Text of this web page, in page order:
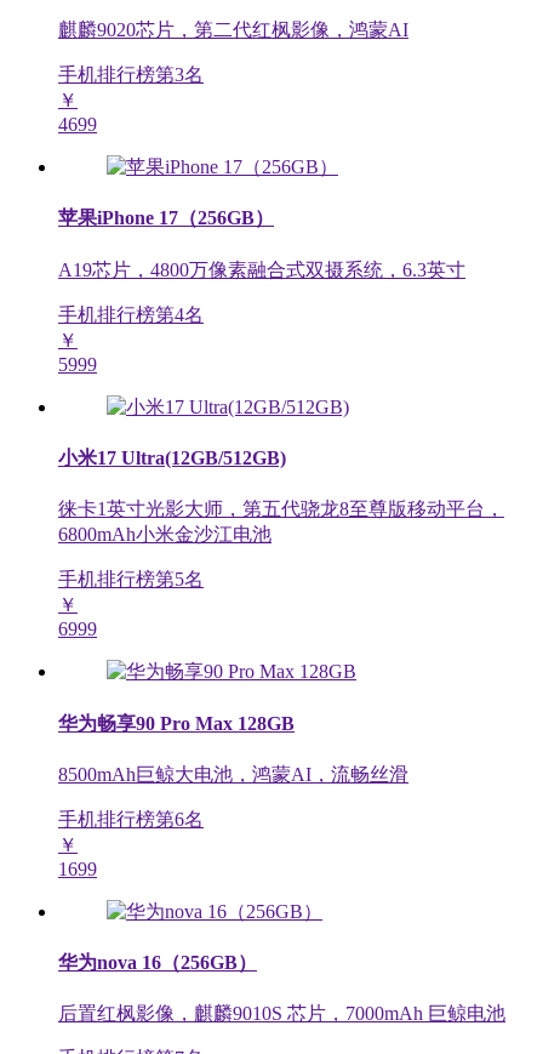
麒麟9020芯片，第二代红枫影像，鸿蒙AI
手机排行榜第3名
￥
4699
苹果iPhone 17（256GB）
A19芯片，4800万像素融合式双摄系统，6.3英寸
手机排行榜第4名
￥
5999
小米17 Ultra(12GB/512GB)
徕卡1英寸光影大师，第五代骁龙8至尊版移动平台，
6800mAh小米金沙江电池
手机排行榜第5名
￥
6999
华为畅享90 Pro Max 128GB
8500mAh巨鲸大电池，鸿蒙AI，流畅丝滑
手机排行榜第6名
￥
1699
华为nova 16（256GB）
后置红枫影像，麒麟9010S 芯片，7000mAh 巨鲸电池